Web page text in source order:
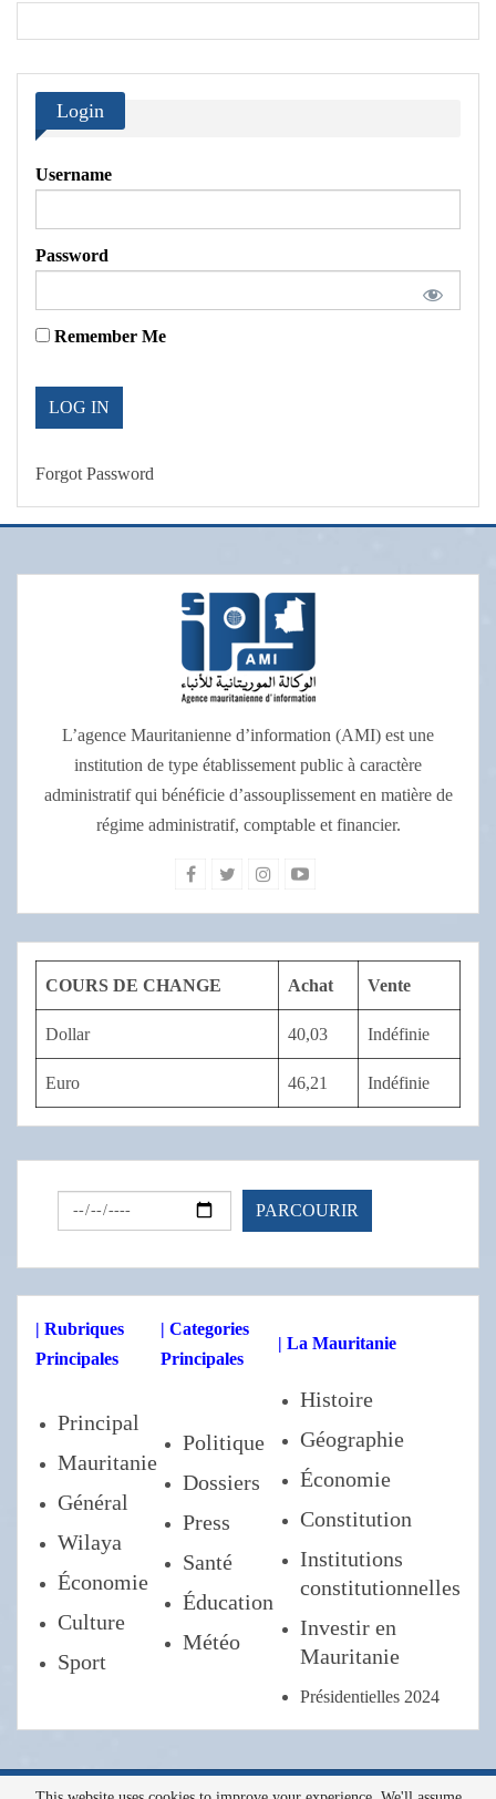
Login
Username
Password
Remember Me
Forgot Password
L’agence Mauritanienne d’information (AMI) est une
institution de type établissement public à caractère
administratif qui bénéficie d’assouplissement en matière de
régime administratif, comptable et financier.
COURS DE CHANGE Achat Vente
Dollar 40,03 Indéfinie
Euro 46,21 Indéfinie
| Rubriques
Principales
| Categories
Principales
| La Mauritanie
Principal
Mauritanie
Général
Wilaya
Économie
Culture
Sport
Politique
Dossiers
Press
Santé
Éducation
Météo
Histoire
Géographie
Économie
Constitution
Institutions
constitutionnelles
Investir en
Mauritanie
Présidentielles 2024